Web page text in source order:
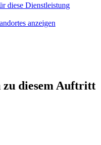
diese Dienstleistung
anzeigen
diesem Auftritt